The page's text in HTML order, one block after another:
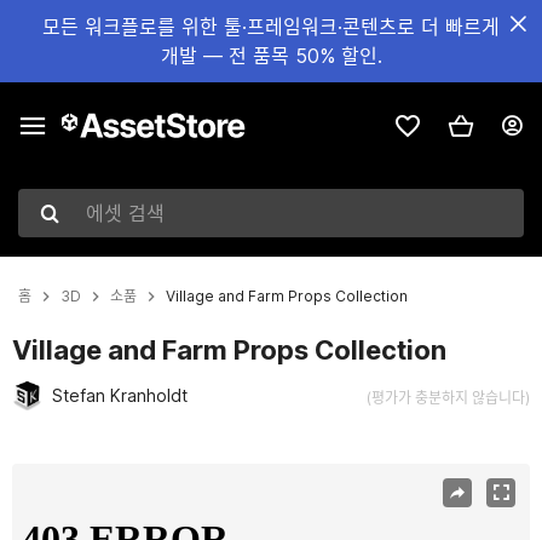
모든 워크플로를 위한 툴·프레임워크·콘텐츠로 더 빠르게
개발 — 전 품목 50% 할인.
에셋 검색
홈 3D 소품 Village and Farm Props Collection
Village and Farm Props Collection
Stefan Kranholdt (평가가 충분하지 않습니다)